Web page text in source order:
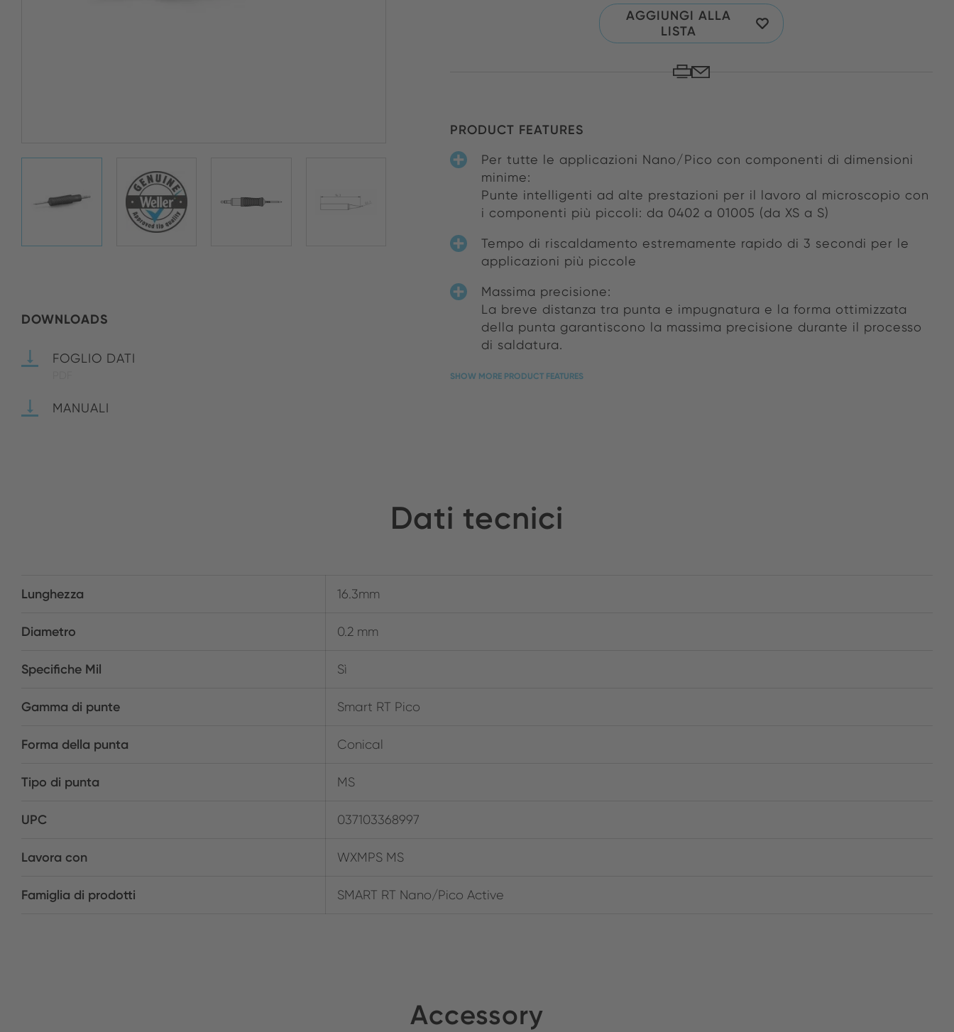
DOWNLOADS
FOGLIO DATI
MANUALI
AGGIUNGI ALLA
LISTA
PRODUCT FEATURES
Per tutte le applicazioni Nano/Pico con componenti di dimensioni
minime:
Punte intelligenti ad alte prestazioni per il lavoro al microscopio con
i componenti più piccoli: da 0402 a 01005 (da XS a S)
Tempo di riscaldamento estremamente rapido di 3 secondi per le
applicazioni più piccole
Massima precisione:
La breve distanza tra punta e impugnatura e la forma ottimizzata
della punta garantiscono la massima precisione durante il processo
di saldatura.
SHOW MORE PRODUCT FEATURES
Dati tecnici
Lunghezza 16.3mm
Diametro 0.2 mm
Specifiche Mil Sì
Gamma di punte Smart RT Pico
Forma della punta Conical
Tipo di punta MS
UPC 037103368997
Lavora con WXMPS MS
Famiglia di prodotti SMART RT Nano/Pico Active
Accessory